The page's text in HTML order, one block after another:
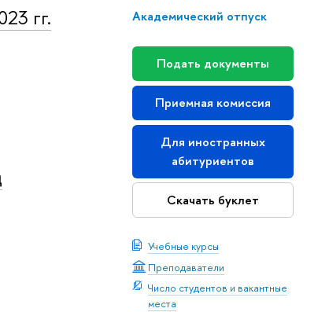
Академический отпуск
Подать документы
Приемная комиссия
Для иностранных
абитуриентов
Скачать буклет
Учебные курсы
Преподаватели
Число студентов и вакантные
места
гг.